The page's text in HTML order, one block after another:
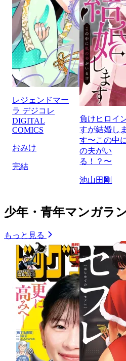
レジェンドマー
ラ デジコレ
DIGITAL
COMICS
おみけ
完結
負けヒロイ
すが結婚しま
す〜この中
の夫がい
る！？〜
池山田剛
少年・青年マンガラ
もっと見る